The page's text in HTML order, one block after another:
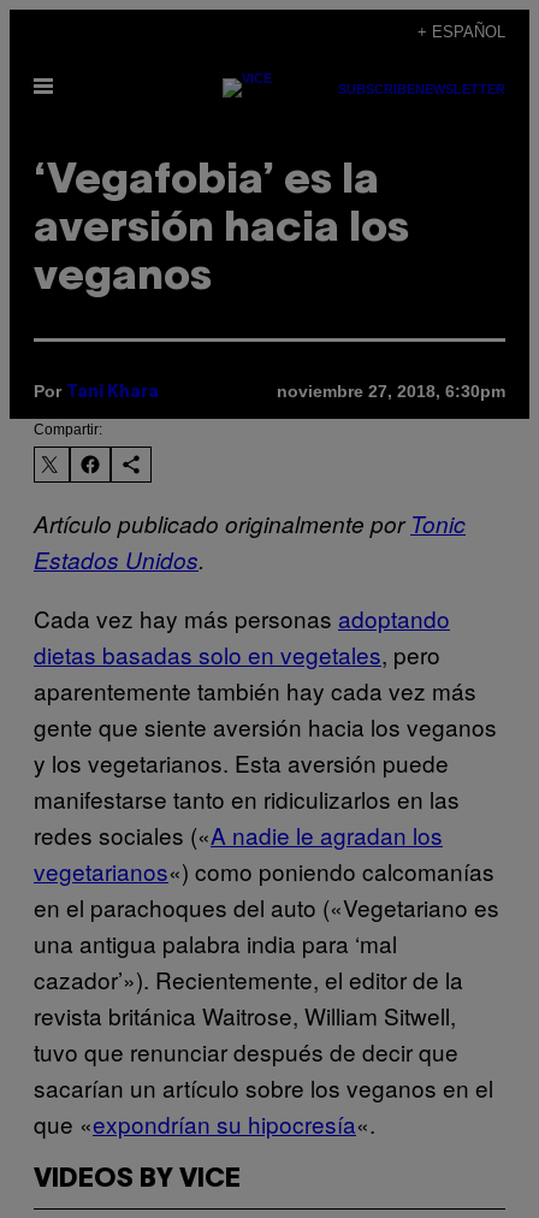
contenido
+ ESPAÑOL
Abrir
SUBSCRIBENEWSLETTER
‘Vegafobia’ es la
aversión hacia los
veganos
Por Tani Khara noviembre 27, 2018, 6:30pm
Compartir:
Artículo publicado originalmente porTonic
Estados Unidos.
Cada vez hay más personas adoptando
dietas basadas solo en vegetales, pero
aparentemente también hay cada vez más
gente que siente aversión hacia los veganos
y los vegetarianos. Esta aversión puede
manifestarse tanto en ridiculizarlos en las
redes sociales («A nadie le agradan los
vegetarianos«) como poniendo calcomanías
en el parachoques del auto («Vegetariano es
una antigua palabra india para ‘mal
cazador’»). Recientemente, el editor de la
revista británica Waitrose, William Sitwell,
tuvo que renunciar después de decir que
sacarían un artículo sobre los veganos en el
que «expondrían su hipocresía«.
VIDEOS BY VICE